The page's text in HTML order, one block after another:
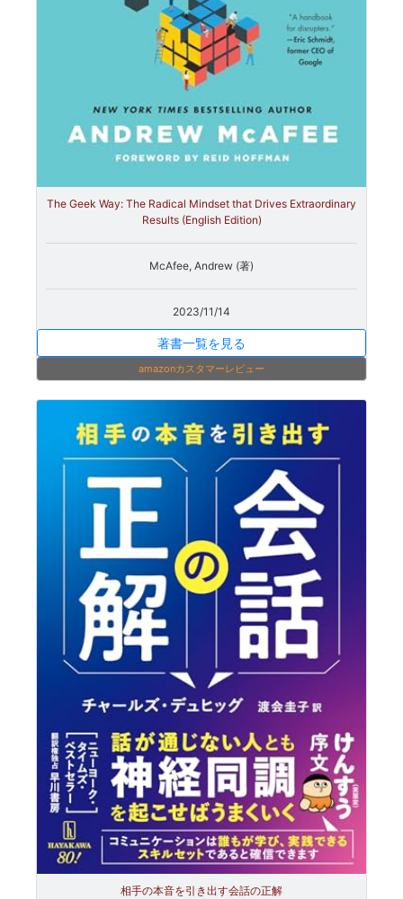
The Geek Way: The Radical Mindset that Drives Extraordinary
Results (English Edition)
McAfee, Andrew (著)
2023/11/14
著書一覧を見る
amazonカスタマーレビュー
相手の本音を引き出す会話の正解